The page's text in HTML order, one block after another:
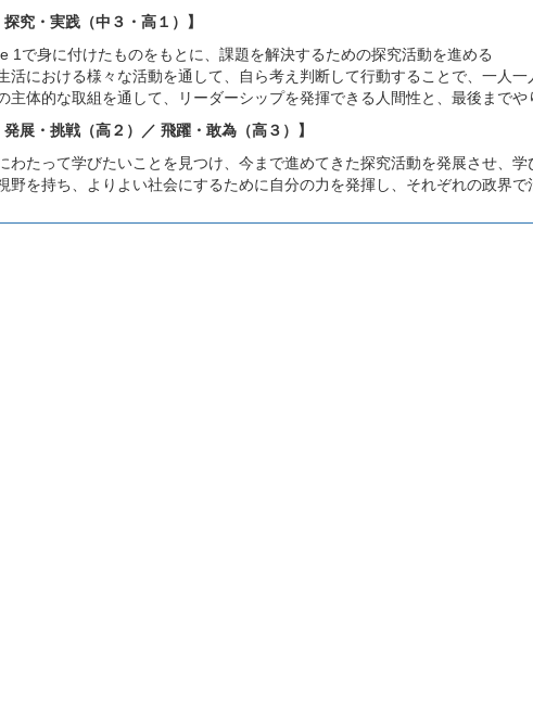
究・実践（中３・高１）】
1で身に付けたものをもとに、課題を解決するための探究活動を進める
活における様々な活動を通して、自ら考え判断して行動することで、一人一
主体的な取組を通して、リーダーシップを発揮できる人間性と、最後までや
展・挑戦（高２）／ 飛躍・敢為（高３）】
わたって学びたいことを見つけ、今まで進めてきた探究活動を発展させ、学
野を持ち、よりよい社会にするために自分の力を発揮し、それぞれの政界で